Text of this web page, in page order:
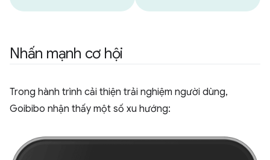
Nhấn mạnh cơ hội
Trong hành trình cải thiện trải nghiệm người dùng,
Goibibo nhận thấy một số xu hướng: